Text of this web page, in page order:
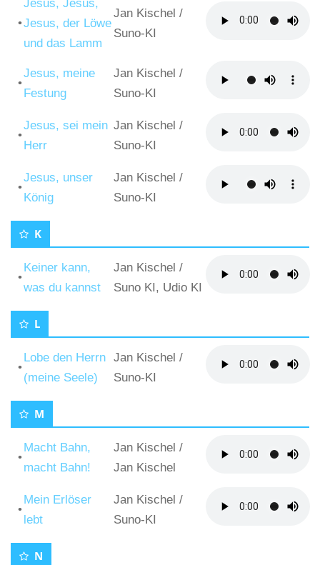
•
Jesus, Jesus,
Jesus, der Löwe
und das Lamm
Jan Kischel /
Suno-KI
•
Jesus, meine
Festung
Jan Kischel /
Suno-KI
•
Jesus, sei mein
Herr
Jan Kischel /
Suno-KI
•
Jesus, unser
König
Jan Kischel /
Suno-KI
K
•
Keiner kann,
was du kannst
Jan Kischel /
Suno KI, Udio KI
L
•
Lobe den Herrn
(meine Seele)
Jan Kischel /
Suno-KI
M
•
Macht Bahn,
macht Bahn!
Jan Kischel /
Jan Kischel
•
Mein Erlöser
lebt
Jan Kischel /
Suno-KI
N